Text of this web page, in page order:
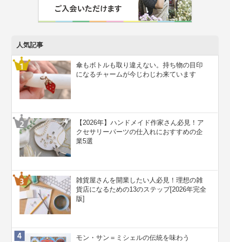
人気記事
傘もボトルも取り違えない。持ち物の目印
になるチャームが今じわじわ来ています
【2026年】ハンドメイド作家さん必見！ア
クセサリーパーツの仕入れにおすすめの企
業5選
雑貨屋さんを開業したい人必見！理想の雑
貨店になるための13のステップ[2026年完全
版]
モン・サン＝ミシェルの伝統を味わう